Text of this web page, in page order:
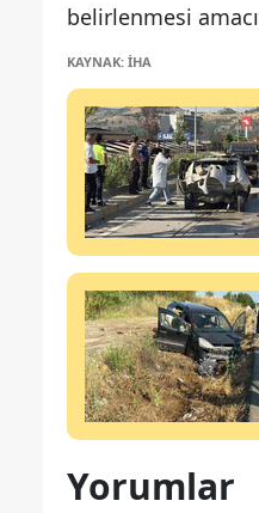
belirlenmesi
KAYNAK: İHA
Yorumlar